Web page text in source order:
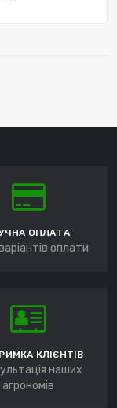
ОПЛАТА
оплати
КЛІЄНТІВ
наших
агрономів